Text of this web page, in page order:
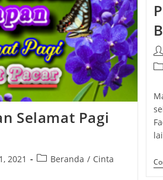
Selamat Pagi
2021
PostBeranda / Cinta